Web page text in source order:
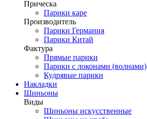
Прическа
Парики каре
Производитель
Парики Германия
Парики Китай
Фактура
Прямые парики
Парики с локонами (волнами)
Кудрявые парики
Накладки
Шиньоны
Виды
Шиньоны искусственные